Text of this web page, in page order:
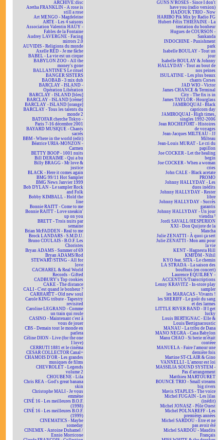
ARCHIVE:disc
Aretha FRANKLIN - A rose is
still a rose
Art MENGO - Magdeleine
ARTE - Les 4 saisons
Association Valentin HAÜY -
Fables de la Fontaine
Audrey LAVERGNE - Facing
mirrors 2.0
AUVIDIS - Religions du monde
Axelle RED - Je me fâche
BABEL - La vie est un cirque
BABYLON ZOO - All the
money's gone
BALLANTINE'S Le rituel
BANGER SISTERS
BAOBAB - 3 mix dub
BARCLAY - ISLAND -
Opération Libération
BARCLAY - ISLAND [bleu]
BARCLAY - ISLAND [crème]
BARCLAY - ISLAND [orange]
BARCLAY - Tous les talents du
monde 2
BATOFAR cherche Tokyo -
Paris 7-16 décembre 2001
BAYARD MUSIQUE - Chants
sacrés
BBM - Where in the world (edit)
Béatrice URIA-MONZON -
Carmen
BETTY BOOP - 1001 nuits
Bill DERAIME - Qui a bu
Billy BRAGG - Mr love &
justice
BLACK - Here it comes again
BMG 99/11 Hot Sampler
BMG News Janvier 1999
Bob DYLAN - Le sampler Rock
and Folk
Bobby KIMBALL - Hold the
line
Bonnie RAITT - Come to me
Bonnie RAITT - Love sneakin'
up on you
BRETT - Trois nuits par
semaine
Brian McFADDEN - Real to me
Brock LANDARS - S.M.D.U.
Bruno COULAIS - B.O.F. Les
Choristes
Bryan ADAMS - Summer of 69
Bryan ADAMS/Rod
STEWART/STING - All for
love
CACHAREL & Real World
Records - Gifted
CADBURY's Top cookies
CAKE - The distance
CALI - C'est quand le bonheur ?
CARHARTT - Old new soul
Carole KING tribute - Tapestry
revisited
Caroline LEGRAND - Comme
un train qui roule
CASINO - Maintenant c'est à
vous de jouer
CBS - Demain tout le monde en
parlera
Céline DION - Live (for the one
I love)
CERRUTI 1881 et le cinéma
CESAR COLLECTOR Canal+
CHAMOIS D'OR - Les grandes
musiques de films
CHEVROLET - Legends
volume 2
CHOUBENE - Lila
Chris REA - God's great banana
skin
Christophe MALI - Je vous
emmène
CINÉ 16 - Les meilleures B.O.F.
(1998)
CINÉ 16 - Les meilleures B.O.F.
(1999)
CINEMATICS - Maybe
someday
CINEMIX - Antoine Duhamel /
Ennio Morricone
GUNS N'ROSES - Since I don't
have you (radio version)
HADOUK TRIO - Now
HARIBO Pik Mix by Radio FG
Hubert-Félix THIÉFAINE - La
tentation du bonheur
Hugues de COURSON -
Sankanda
INDOCHINE - Punishment
park
Isabelle BOULAY - Tout un
jour
Isabelle BOULAY & Johnny
HALLYDAY - Tout au bout de
nos peines
ISULATINE - Les plus beaux
chants Corses
JAD WIO - Victor
James CHANCE & Terminal
City - The fix is in
James TAYLOR - Hourglass
JAMIROQUAI - Black
capricorn day
JAMIROQUAI - High times,
singles 1992-2006
Jean ROCHEFORT - Histoires
de voyages
Jean-Jacques MILTEAU - JJ
Milteau
Jean-Louis MURAT - Le cri du
papillon
Joe COCKER - Let the healing
begin
Joe COCKER - When a woman
cries
John CALE - Black acetate
PROMO
Johnny HALLYDAY - Les
duos inédits
Johnny HALLYDAY - Rester
libre
Johnny HALLYDAY - Succès
garantis
Johnny HALLYDAY - Un jour
viendra ²
Jordi SAVALL/HESPERION
XXI - Don Quijote de la
Mancha
Julie ZENATTI - À quoi ça sert
Julie ZENATTI - Mon ami pour
la vie
KENT - Hagnesta Hill
KMFDM - Nihil
KYO feat. SITA - Le chemin
LA STRADA - La saison des
bouffons (en concert)
Laurence EQUILBEY -
ACCENTUS/Transcriptions
Lenny KRAVITZ - In-store play
sampler
les MARACAS - Vivants !
les SHERIFF - Le goût du sang
et des larmes
LITTLE RIVER BAND - If I get
lucky
Louis BERTIGNAC - Elle &
Louis/Bertignacoustic
MANAU - La tribu de Dana
MANO NEGRA - Casa Babylon
Manu CHAO - Si berie m'était
contéee
MANUELA - Faire l'amour une
dernière fois
Martine ST-CLAIR & Gino
VANNELLI - L'amour est loi
MASSILIA SOUND SYSTEM -
Pas d'arrangement
Matthieu MARTOURET
BOUNCE TRIO - Small streams
big rivers
Mavis STAPLES - The voice
Michel FUGAIN - Les lilas
(inédit)
Michel JONASZ - Pôle Ouest
Michel POLNAREFF - Les
premières années
Michel SARDOU - Être et ne
pas avoir été
Michel SARDOU - Maudits
Français